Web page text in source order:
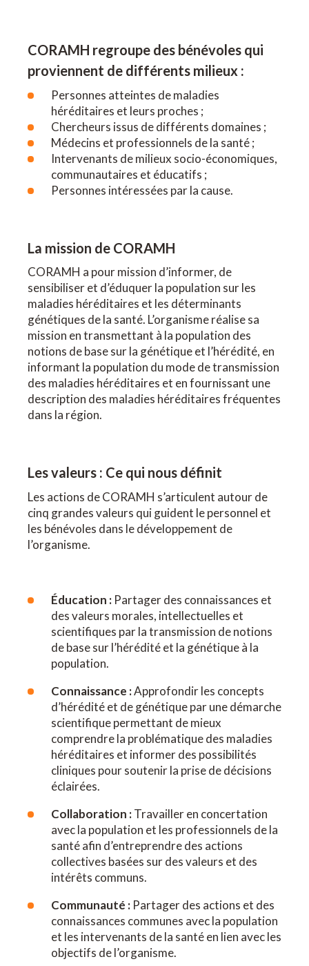
CORAMH regroupe des bénévoles qui
proviennent de différents milieux :
Personnes atteintes de maladies
héréditaires et leurs proches ;
Chercheurs issus de différents domaines ;
Médecins et professionnels de la santé ;
Intervenants de milieux socio-économiques,
communautaires et éducatifs ;
Personnes intéressées par la cause.
La mission de CORAMH
CORAMH a pour mission d’informer, de
sensibiliser et d’éduquer la population sur les
maladies héréditaires et les déterminants
génétiques de la santé. L’organisme réalise sa
mission en transmettant à la population des
notions de base sur la génétique et l’hérédité, en
informant la population du mode de transmission
des maladies héréditaires et en fournissant une
description des maladies héréditaires fréquentes
dans la région.
Les valeurs : Ce qui nous définit
Les actions de CORAMH s’articulent autour de
cinq grandes valeurs qui guident le personnel et
les bénévoles dans le développement de
l’organisme.
Éducation : Partager des connaissances et
des valeurs morales, intellectuelles et
scientifiques par la transmission de notions
de base sur l’hérédité et la génétique à la
population.
Connaissance :Approfondir les concepts
d’hérédité et de génétique par une démarche
scientifique permettant de mieux
comprendre la problématique des maladies
héréditaires et informer des possibilités
cliniques pour soutenir la prise de décisions
éclairées.
Collaboration :Travailler en concertation
avec la population et les professionnels de la
santé afin d’entreprendre des actions
collectives basées sur des valeurs et des
intérêts communs.
Communauté : Partager des actions et des
connaissances communes avec la population
et les intervenants de la santé en lien avec les
objectifs de l’organisme.